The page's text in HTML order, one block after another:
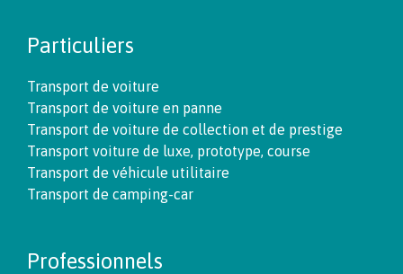
Particuliers
Transport de voiture
Transport de voiture en panne
Transport de voiture de collection et de prestige
Transport voiture de luxe, prototype, course
Transport de véhicule utilitaire
Transport de camping-car
Professionnels